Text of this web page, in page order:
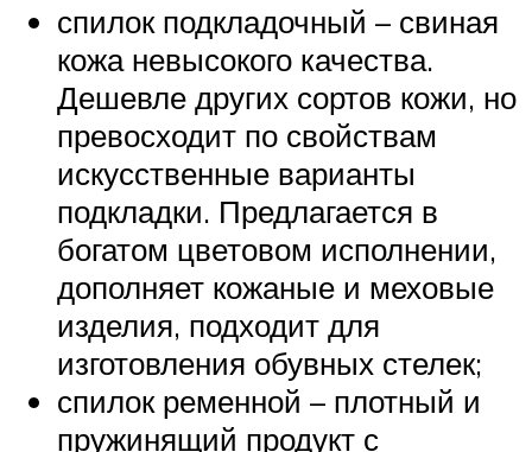
спилок подкладочный – свиная
кожа невысокого качества.
Дешевле других сортов кожи, но
превосходит по свойствам
искусственные варианты
подкладки. Предлагается в
богатом цветовом исполнении,
дополняет кожаные и меховые
изделия, подходит для
изготовления обувных стелек;
спилок ременной – плотный и
пружинящий продукт с